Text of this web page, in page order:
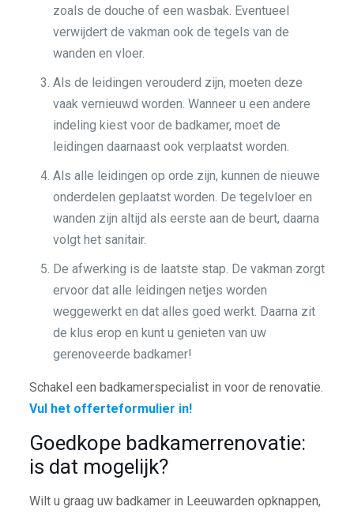
zoals de douche of een wasbak. Eventueel
verwijdert de vakman ook de tegels van de
wanden en vloer.
Als de leidingen verouderd zijn, moeten deze
vaak vernieuwd worden. Wanneer u een andere
indeling kiest voor de badkamer, moet de
leidingen daarnaast ook verplaatst worden.
Als alle leidingen op orde zijn, kunnen de nieuwe
onderdelen geplaatst worden. De tegelvloer en
wanden zijn altijd als eerste aan de beurt, daarna
volgt het sanitair.
De afwerking is de laatste stap. De vakman zorgt
ervoor dat alle leidingen netjes worden
weggewerkt en dat alles goed werkt. Daarna zit
de klus erop en kunt u genieten van uw
gerenoveerde badkamer!
Schakel een badkamerspecialist in voor de renovatie.
Vul het offerteformulier in!
Goedkope badkamerrenovatie:
is dat mogelijk?
Wilt u graag uw badkamer in Leeuwarden opknappen,